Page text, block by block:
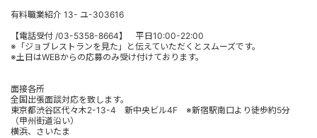
有料職業紹介 13- ユ-303616
【電話受付 /03-5358-8664】 平日10:00-22:00
※「ジョブレストランを見た」と伝えていただくとスムーズです。
※土日はWEBからの応募のみ受け付けております。
面接各所
全国出張面談対応を致します。
東京都渋谷区代々木2-13-4 新中央ビル4F ※新宿駅南口より徒歩約5分
（甲州街道沿い）
横浜、さいたま